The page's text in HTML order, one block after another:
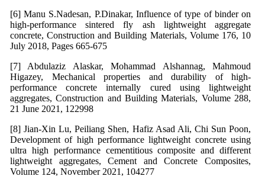
[6] Manu S.Nadesan, P.Dinakar, Influence of type of binder on
high-performance sintered fly ash lightweight aggregate
concrete, Construction and Building Materials, Volume 176, 10
July 2018, Pages 665-675
[7] Abdulaziz Alaskar, Mohammad Alshannag, Mahmoud
Higazey, Mechanical properties and durability of high-
performance concrete internally cured using lightweight
aggregates, Construction and Building Materials, Volume 288,
21 June 2021, 122998
[8] Jian-Xin Lu, Peiliang Shen, Hafiz Asad Ali, Chi Sun Poon,
Development of high performance lightweight concrete using
ultra high performance cementitious composite and different
lightweight aggregates, Cement and Concrete Composites,
Volume 124, November 2021, 104277